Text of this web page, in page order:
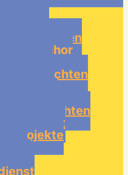
Weihnachten
Doppelchor
Weihnachten
Weihnachten
/ Projekte